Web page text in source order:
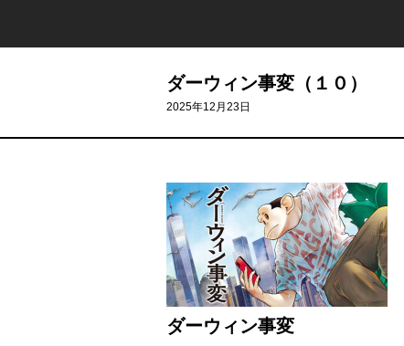
ダーウィン事変（１０）
2025年12月23日
ダーウィン事変